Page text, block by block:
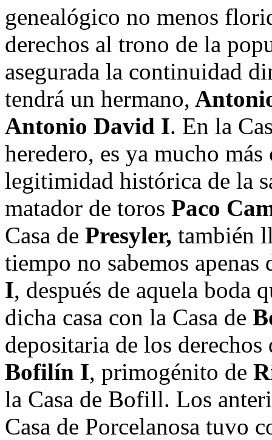
genealógico no menos
derechos al trono de la
asegurada la continuidad
tendrá un hermano,
Antonio David I. En la
heredero, es ya mucho
legitimidad histórica de la
matador de toros Paco
Casa de Presyler, también
tiempo no sabemos
I, después de aquela boda
dicha casa con la Casa de
depositaria de los
Bofilín I, primogénito de
la Casa de Bofill. Los
Casa de Porcelanosa tuvo